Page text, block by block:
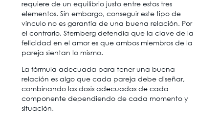
requiere de un equilibrio justo entre estos tres
elementos. Sin embargo, conseguir este tipo de
vínculo no es garantía de una buena relación. Por
el contrario, Sternberg defendía que la clave de la
felicidad en el amor es que ambos miembros de la
pareja sientan lo mismo.
La fórmula adecuada para tener una buena
relación es algo que cada pareja debe diseñar,
combinando las dosis adecuadas de cada
componente dependiendo de cada momento y
situación.